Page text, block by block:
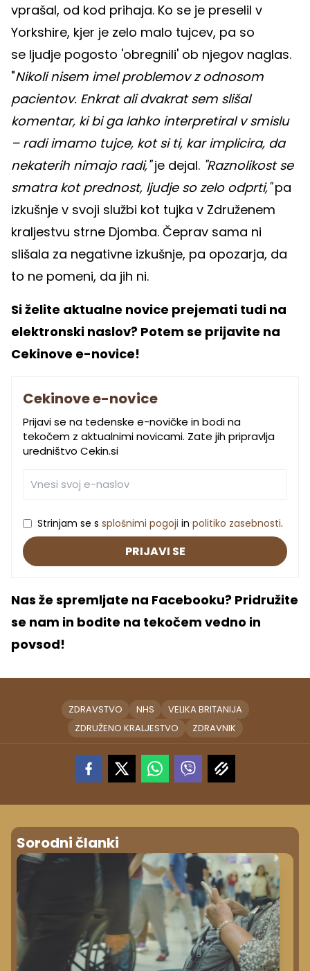
vprašal, od kod prihaja. Ko se je preselil v
Yorkshire, kjer je zelo malo tujcev, pa so
se ljudje pogosto 'obregnili' ob njegov naglas.
"Nikoli nisem imel problemov z odnosom
pacientov. Enkrat ali dvakrat sem slišal
komentar, ki bi ga lahko interpretiral v smislu
– radi imamo tujce, kot si ti, kar implicira, da
nekaterih nimajo radi,"je dejal. "Raznolikost se
smatra kot prednost, ljudje so zelo odprti,"pa
izkušnje v svoji službi kot tujka v Združenem
kraljestvu strne Djomba. Čeprav sama ni
slišala za negativne izkušnje, pa opozarja, da
to ne pomeni, da jih ni.
Si želite aktualne novice prejemati tudi na
elektronski naslov? Potem se prijavite na
Cekinove e-novice!
Cekinove e-novice
Prijavi se na tedenske e-novičke in bodi na
tekočem z aktualnimi novicami. Zate jih pripravlja
uredništvo Cekin.si
Strinjam se s splošnimi pogoji in politiko zasebnosti.
PRIJAVI SE
Nas že spremljate na Facebooku? Pridružite
se nam in bodite na tekočem vedno in
povsod!
ZDRAVSTVO NHS
VELIKA BRITANIJA
ZDRUŽENO KRALJESTVO
ZDRAVNIK
Sorodni članki